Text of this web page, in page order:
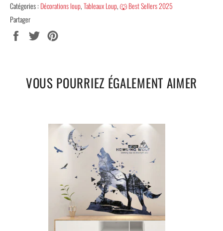
Composition : lin et le coton pour une toile plus puissante
Un cadrage en bois est disponible (variante "sans le
cadre" = simples toiles !)
Pour connaitre les mesures de chaque panneau, veuillez
vous référer à notre guide de taille en cliquantici
Catégories : Décorations loup,Tableaux Loup,🐺 Best Sellers 2025
Partager
Partager Tweeter
VOUS POURRIEZ ÉGALEMENT AIMER